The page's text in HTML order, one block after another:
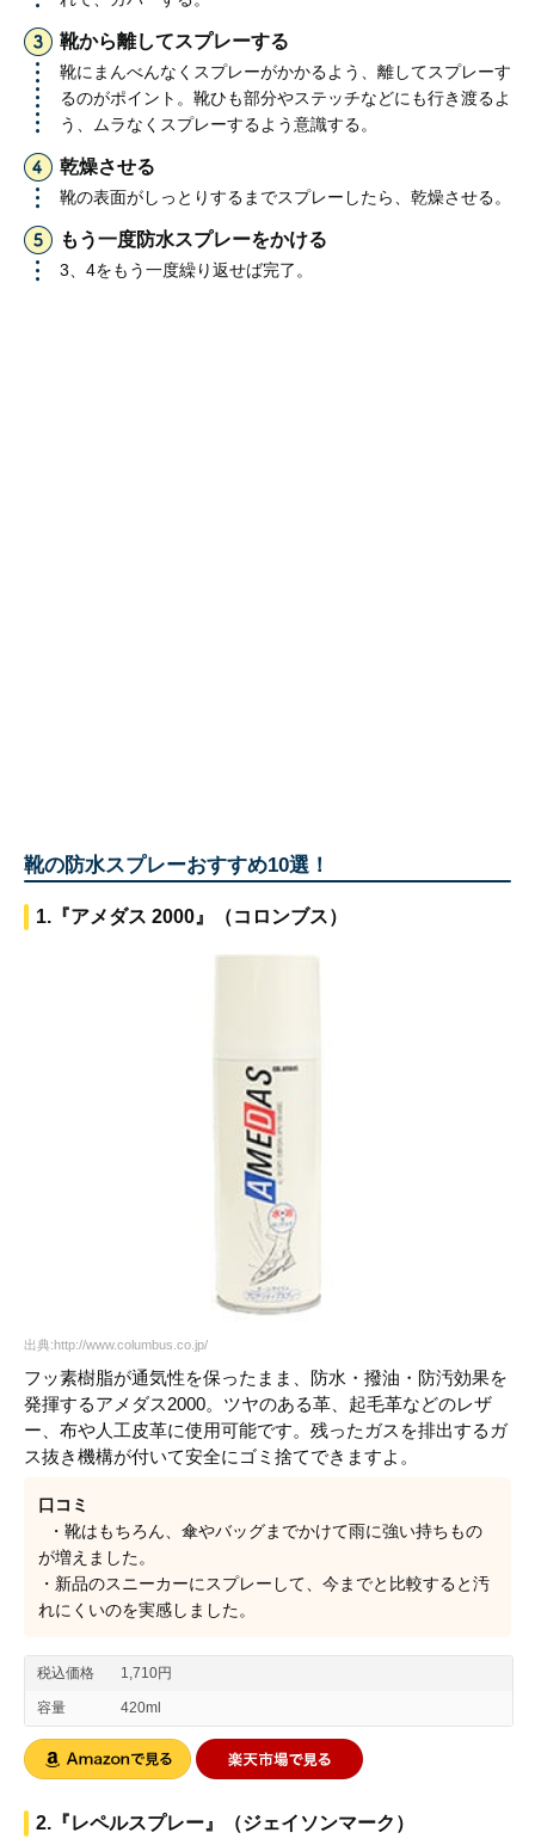
靴から離してスプレーする
靴にまんべんなくスプレーがかかるよう、離してスプレーす
るのがポイント。靴ひも部分やステッチなどにも行き渡るよ
う、ムラなくスプレーするよう意識する。
乾燥させる
靴の表面がしっとりするまでスプレーしたら、乾燥させる。
もう一度防水スプレーをかける
3、4をもう一度繰り返せば完了。
靴の防水スプレーおすすめ10選！
1.『アメダス 2000』（コロンブス）
出典:http://www.columbus.co.jp/
フッ素樹脂が通気性を保ったまま、防水・撥油・防汚効果を
発揮するアメダス2000。ツヤのある革、起毛革などのレザ
ー、布や人工皮革に使用可能です。残ったガスを排出するガ
ス抜き機構が付いて安全にゴミ捨てできますよ。
口コミ
・靴はもちろん、傘やバッグまでかけて雨に強い持ちもの
が増えました。
・新品のスニーカーにスプレーして、今までと比較すると汚
れにくいのを実感しました。
税込価格 1,710円
容量 420ml
2.『レペルスプレー』（ジェイソンマーク）